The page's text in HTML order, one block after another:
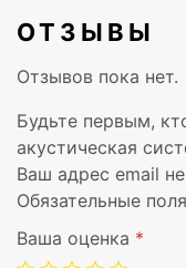
ОТЗЫВЫ
Отзывов пока нет.
Будьте первым,
акустическая
Ваш адрес email
Обязательные
Ваша оценка *